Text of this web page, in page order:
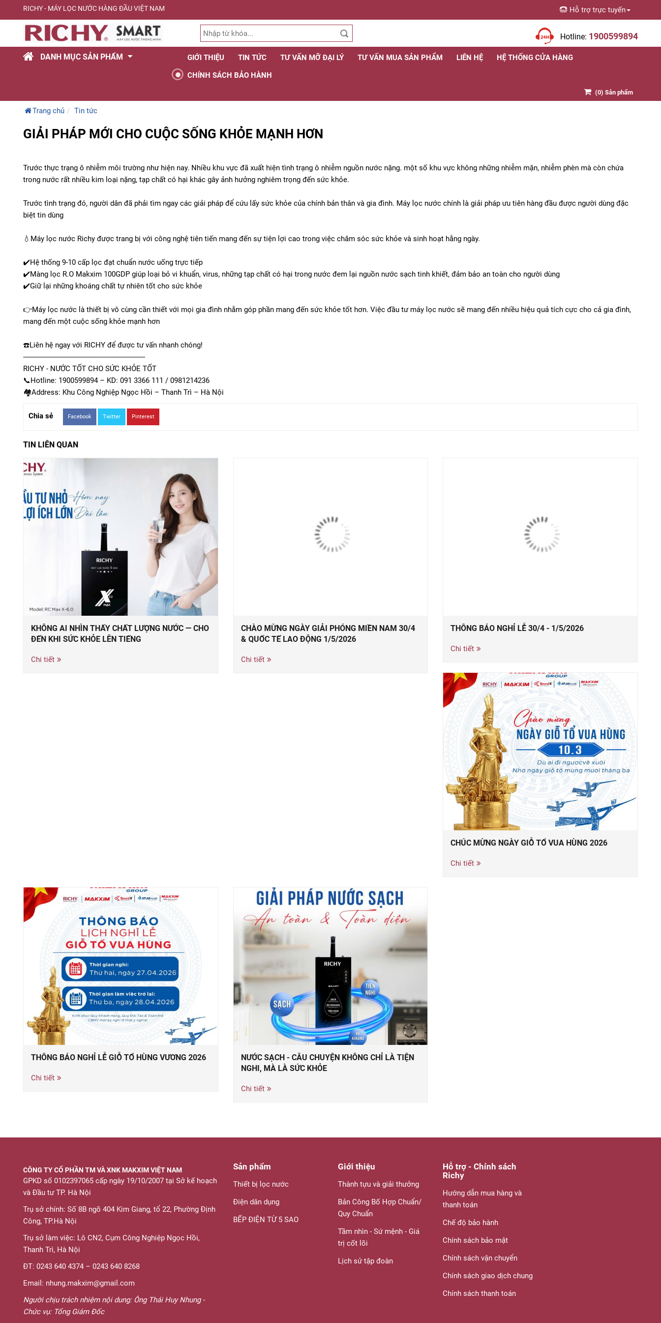
RICHY - MÁY LỌC NƯỚC HÀNG ĐẦU VIỆT NAM Hỗ trợ trực tuyến
Hotline: 1900599894
DANH MỤC SẢN PHẨM GIỚI THIỆU TIN TỨC TƯ VẤN MỠ ĐẠI LÝ TƯ VẤN MUA SẢN PHẨM LIÊN HỆ
HỆ THỐNG CỬA HÀNG
CHÍNH SÁCH BẢO HÀNH
(0) Sản phẩm
Trang chủ Tin tức
GIẢI PHÁP MỚI CHO CUỘC SỐNG KHỎE MẠNH HƠN
Trước thực trạng ô nhiễm môi trường như hiện nay. Nhiều khu vực đã xuất hiện tình trạng ô nhiễm nguồn nước nặng. một số khu vực không những nhiễm mặn, nhiễm phèn mà còn chứa
trong nước rất nhiều kim loại nặng, tạp chất có hại khác gây ảnh hưởng nghiêm trọng đến sức khỏe.
Trước tình trạng đó, người dân đã phải tìm ngay các giải pháp để cứu lấy sức khỏe của chính bản thân và gia đình. Máy lọc nước chính là giải pháp ưu tiên hàng đầu được người dùng đặc
biệt tin dùng
💧Máy lọc nước Richy được trang bị với công nghệ tiên tiến mang đến sự tiện lợi cao trong việc chăm sóc sức khỏe và sinh hoạt hằng ngày.
✔️Hệ thống 9-10 cấp lọc đạt chuẩn nước uống trực tiếp
✔️Màng lọc R.O Makxim 100GDP giúp loại bỏ vi khuẩn, virus, những tạp chất có hại trong nước đem lại nguồn nước sạch tinh khiết, đảm bảo an toàn cho người dùng
✔️Giữ lại những khoáng chất tự nhiên tốt cho sức khỏe
👉Máy lọc nước là thiết bị vô cùng cần thiết với mọi gia đình nhằm góp phần mang đến sức khỏe tốt hơn. Việc đầu tư máy lọc nước sẽ mang đến nhiều hiệu quả tích cực cho cả gia đình,
mang đến một cuộc sống khỏe mạnh hơn
☎️Liên hệ ngay với RICHY để được tư vấn nhanh chóng!
--------------------------------------------------------------
RICHY - NƯỚC TỐT CHO SỨC KHỎE TỐT
📞Hotline: 1900599894 – KD: 091 3366 111 / 0981214236
🏘Address: Khu Công Nghiệp Ngọc Hồi – Thanh Trì – Hà Nội
Chia sẻ Facebook Twitter Pinterest
TIN LIÊN QUAN
KHÔNG AI NHÌN THẤY CHẤT LƯỢNG NƯỚC — CHO
ĐẾN KHI SỨC KHỎE LÊN TIẾNG
Chi tiết
CHÀO MỪNG NGÀY GIẢI PHÓNG MIỀN NAM 30/4
& QUỐC TẾ LAO ĐỘNG 1/5/2026
Chi tiết
THÔNG BÁO NGHỈ LỄ 30/4 - 1/5/2026
Chi tiết
CHÚC MỪNG NGÀY GIỖ TỔ VUA HÙNG 2026
Chi tiết
THÔNG BÁO NGHỈ LỄ GIỖ TỔ HÙNG VƯƠNG 2026
Chi tiết
NƯỚC SẠCH - CÂU CHUYỆN KHÔNG CHỈ LÀ TIỆN
NGHI, MÀ LÀ SỨC KHỎE
Chi tiết
CÔNG TY CỔ PHẦN TM VÀ XNK MAKXIM VIỆT NAM
GPKD số 0102397065 cấp ngày 19/10/2007 tại Sở kế hoạch
và Đầu tư TP. Hà Nội
Trụ sở chính: Số 8B ngõ 404 Kim Giang, tổ 22, Phường Định
Công, TP.Hà Nội
Trụ sở làm việc: Lô CN2, Cụm Công Nghiệp Ngọc Hồi,
Thanh Trì, Hà Nội
ĐT: 0243 640 4374 – 0243 640 8268
Email: nhung.makxim@gmail.com
Người chịu trách nhiệm nội dung: Ông Thái Huy Nhung -
Chức vụ: Tổng Giám Đốc
Sản phẩm
Thiết bị lọc nước
Điện dân dụng
BẾP ĐIỆN TỪ 5 SAO
Giới thiệu
Thành tựu và giải thưởng
Bản Công Bố Hợp Chuẩn/
Quy Chuẩn
Tầm nhìn - Sứ mệnh - Giá
trị cốt lõi
Lịch sử tập đoàn
Hỗ trợ - Chính sách
Richy
Hướng dẫn mua hàng và
thanh toán
Chế độ bảo hành
Chính sách bảo mật
Chính sách vận chuyển
Chính sách giao dịch chung
Chính sách thanh toán